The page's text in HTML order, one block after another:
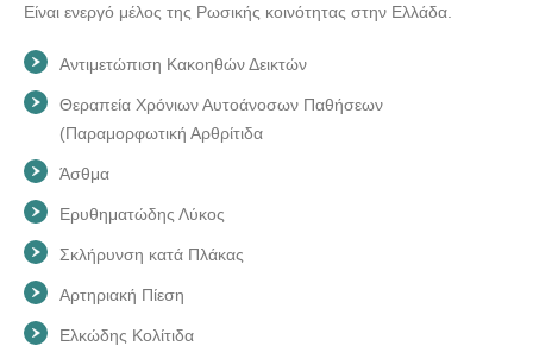
Είναι ενεργό μέλος της Ρωσικής κοινότητας στην Ελλάδα.
Αντιμετώπιση Κακοηθών Δεικτών
Θεραπεία Χρόνιων Αυτοάνοσων Παθήσεων
(Παραμορφωτική Αρθρίτιδα
Άσθμα
Ερυθηματώδης Λύκος
Σκλήρυνση κατά Πλάκας
Αρτηριακή Πίεση
Ελκώδης Κολίτιδα